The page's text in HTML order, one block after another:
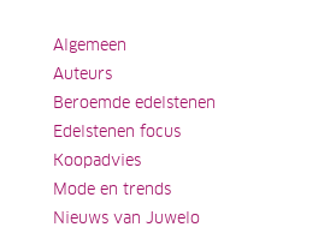
Algemeen
Auteurs
Beroemde edelstenen
Edelstenen focus
Koopadvies
Mode en trends
Nieuws van Juwelo